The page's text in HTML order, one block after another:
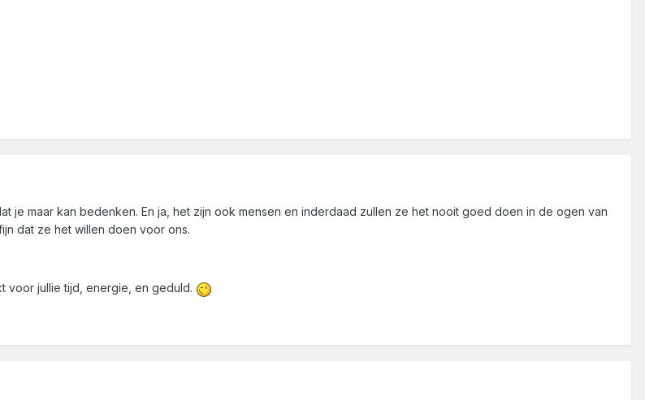
je maar kan bedenken. En ja, het zijn ook mensen en inderdaad zullen ze het nooit goed doen in de ogen van
dat ze het willen doen voor ons.
voor jullie tijd, energie, en geduld.